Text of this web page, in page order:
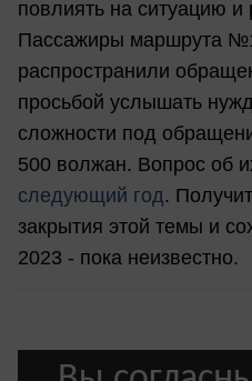
повлиять на ситуацию и
Пассажиры маршрута
распространили
просьбой услышать
сложности под
500 волжан. Вопрос об
следующий год.
закрытия этой темы и
2023 - пока неизвестно.